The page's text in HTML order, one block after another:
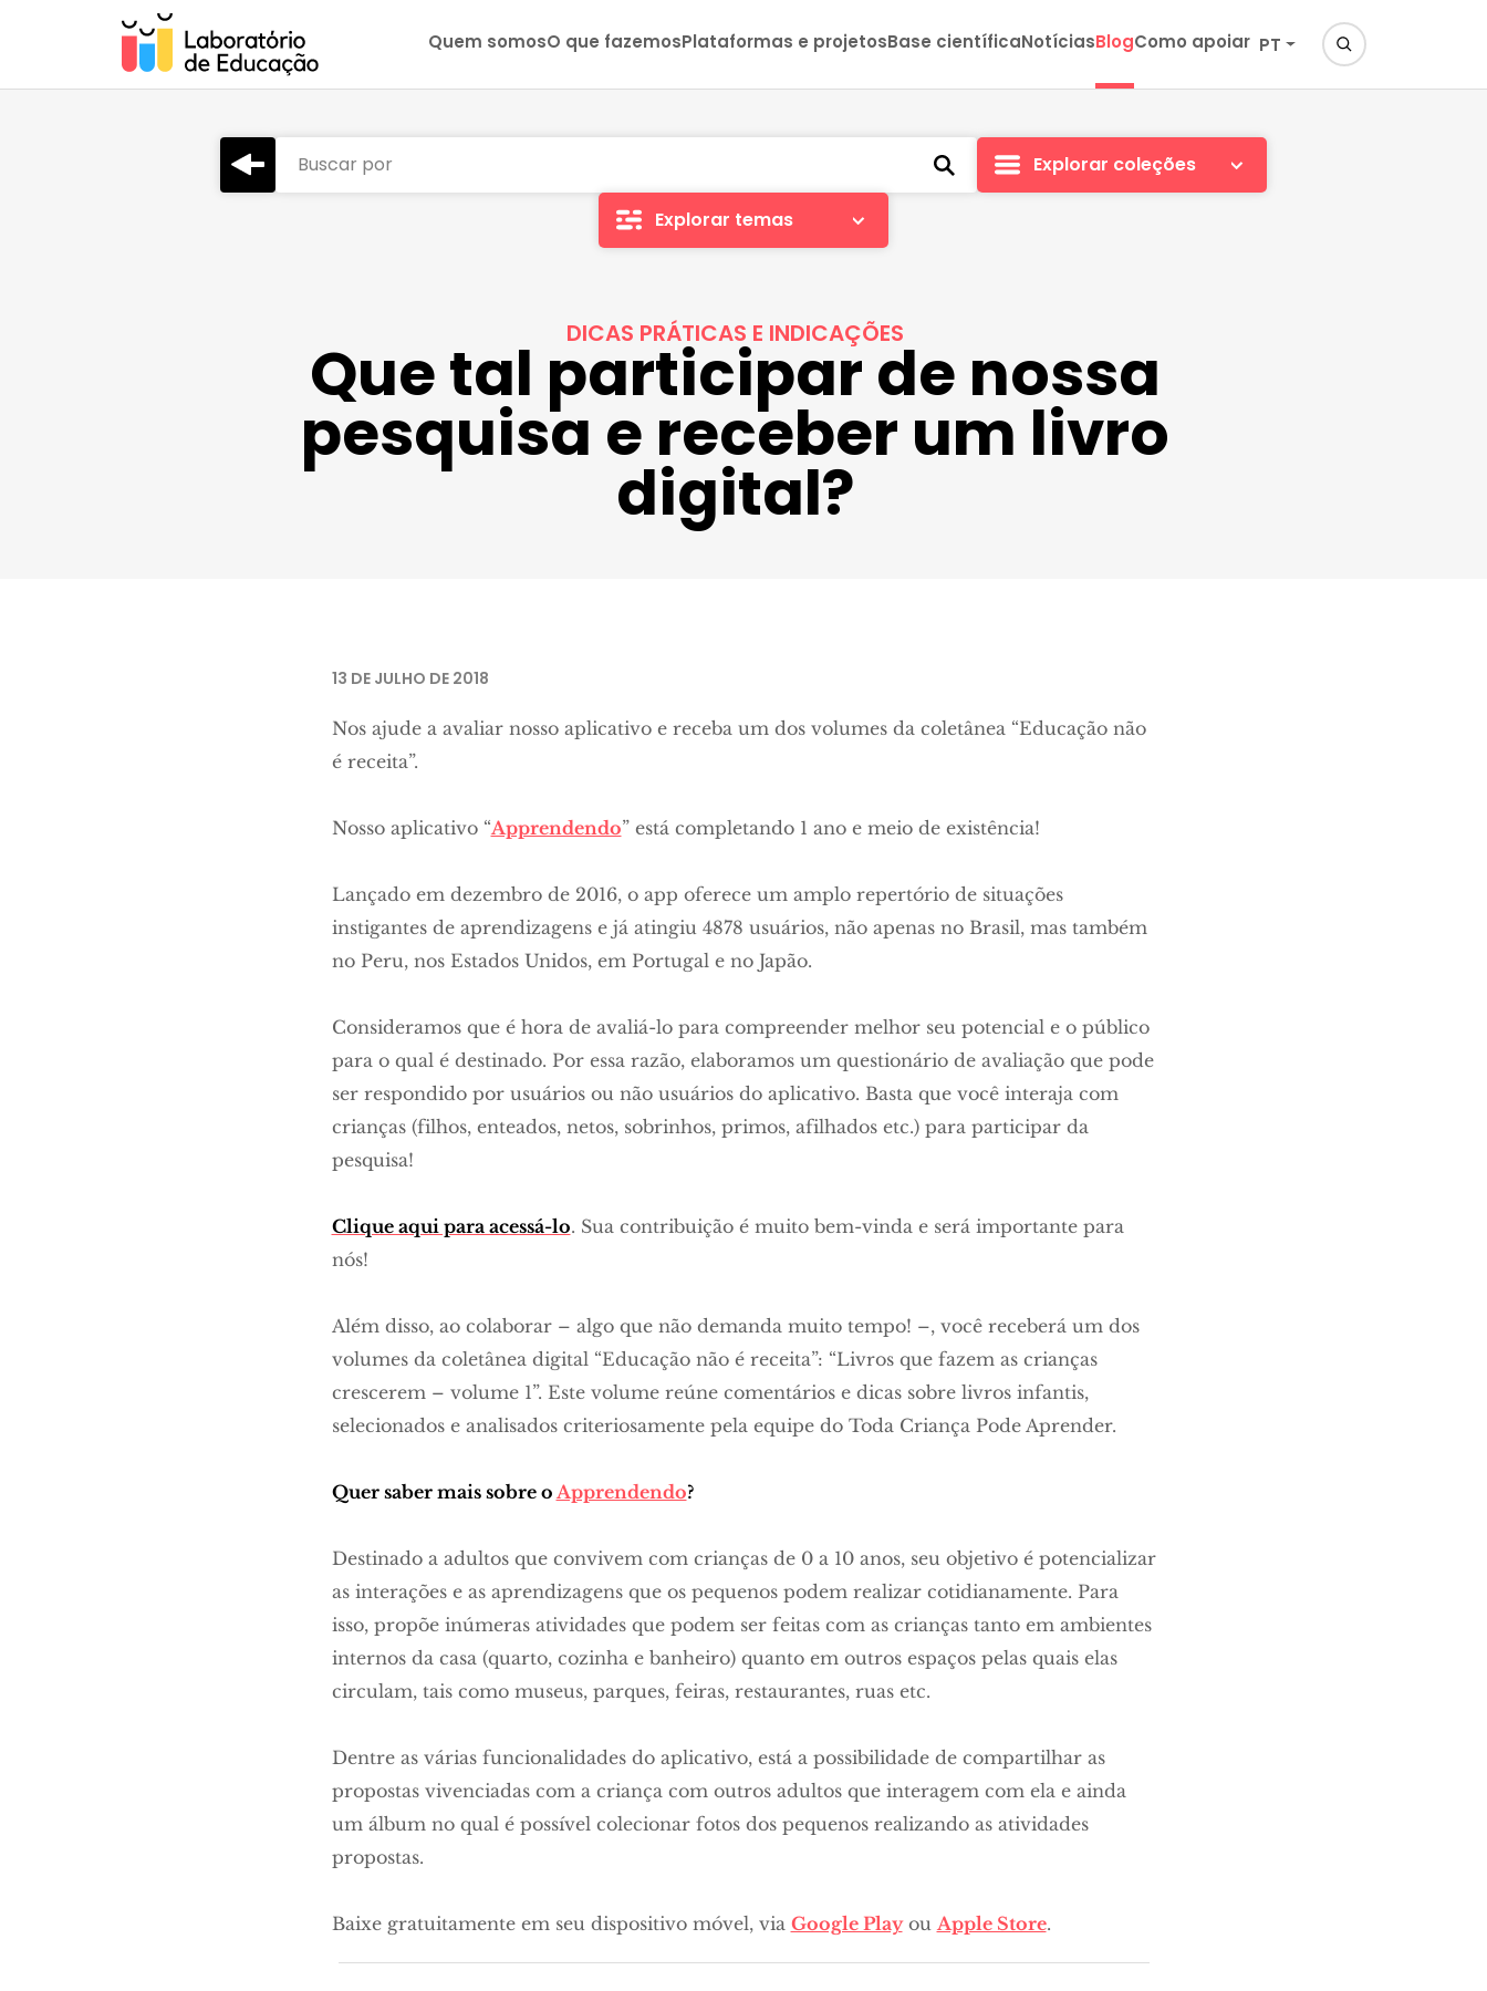
Quem somosO que fazemosPlataformas e projetosBase científicaNotíciasBlogComo apoiar PT
Buscar por Explorar coleções
Explorar temas
DICAS PRÁTICAS E INDICAÇÕES
Que tal participar de nossa
pesquisa e receber um livro
digital?
13 DE JULHO DE 2018
Nos ajude a avaliar nosso aplicativo e receba um dos volumes da coletânea “Educação não
é receita”.
Nosso aplicativo “Apprendendo” está completando 1 ano e meio de existência!
Lançado em dezembro de 2016, o app oferece um amplo repertório de situações
instigantes de aprendizagens e já atingiu 4878 usuários, não apenas no Brasil, mas também
no Peru, nos Estados Unidos, em Portugal e no Japão.
Consideramos que é hora de avaliá-lo para compreender melhor seu potencial e o público
para o qual é destinado. Por essa razão, elaboramos um questionário de avaliação que pode
ser respondido por usuários ou não usuários do aplicativo. Basta que você interaja com
crianças (filhos, enteados, netos, sobrinhos, primos, afilhados etc.) para participar da
pesquisa!
Clique aqui para acessá-lo. Sua contribuição é muito bem-vinda e será importante para
nós!
Além disso, ao colaborar – algo que não demanda muito tempo! –, você receberá um dos
volumes da coletânea digital “Educação não é receita”: “Livros que fazem as crianças
crescerem – volume 1”. Este volume reúne comentários e dicas sobre livros infantis,
selecionados e analisados criteriosamente pela equipe do Toda Criança Pode Aprender.
Quer saber mais sobre oApprendendo?
Destinado a adultos que convivem com crianças de 0 a 10 anos, seu objetivo é potencializar
as interações e as aprendizagens que os pequenos podem realizar cotidianamente. Para
isso, propõe inúmeras atividades que podem ser feitas com as crianças tanto em ambientes
internos da casa (quarto, cozinha e banheiro) quanto em outros espaços pelas quais elas
circulam, tais como museus, parques, feiras, restaurantes, ruas etc.
Dentre as várias funcionalidades do aplicativo, está a possibilidade de compartilhar as
propostas vivenciadas com a criança com outros adultos que interagem com ela e ainda
um álbum no qual é possível colecionar fotos dos pequenos realizando as atividades
propostas.
Baixe gratuitamente em seu dispositivo móvel, via Google PlayouApple Store.